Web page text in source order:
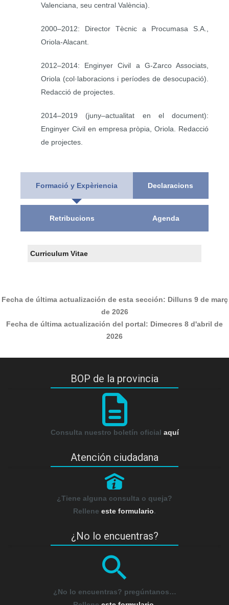
Valenciana, seu central València).
2000–2012: Director Tècnic a Procumasa S.A.,
Oriola-Alacant.
2012–2014: Enginyer Civil a G-Zarco Associats,
Oriola (col·laboracions i períodes de desocupació).
Redacció de projectes.
2014–2019 (juny–actualitat en el document):
Enginyer Civil en empresa pròpia, Oriola. Redacció
de projectes.
Formació y Expèriencia Declaracions
Retribucions Agenda
Curriculum Vitae
Fecha de última actualización de esta sección: Dilluns 9 de març
de 2026
Fecha de última actualización del portal: Dimecres 8 d'abril de
2026
BOP de la provincia
Consulta nuestro boletín oficial aquí
Atención ciudadana
P
¿Tiene alguna consulta o queja?
Rellene este formulario.
¿No lo encuentras?
¿No lo encuentras? pregúntanos…